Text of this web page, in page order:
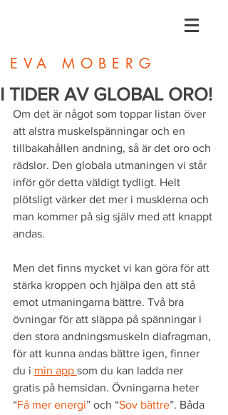
EVA MOBERG
I TIDER AV GLOBAL ORO!
Om det är något som toppar listan över
att alstra muskelspänningar och en
tillbakahållen andning, så är det oro och
rädslor. Den globala utmaningen vi står
inför gör detta väldigt tydligt. Helt
plötsligt värker det mer i musklerna och
man kommer på sig själv med att knappt
andas.
Men det finns mycket vi kan göra för att
stärka kroppen och hjälpa den att stå
emot utmaningarna bättre. Två bra
övningar för att släppa på spänningar i
den stora andningsmuskeln diafragman,
för att kunna andas bättre igen, finner
du i min app som du kan ladda ner
gratis på hemsidan. Övningarna heter
“Få mer energi” och “Sov bättre”. Båda